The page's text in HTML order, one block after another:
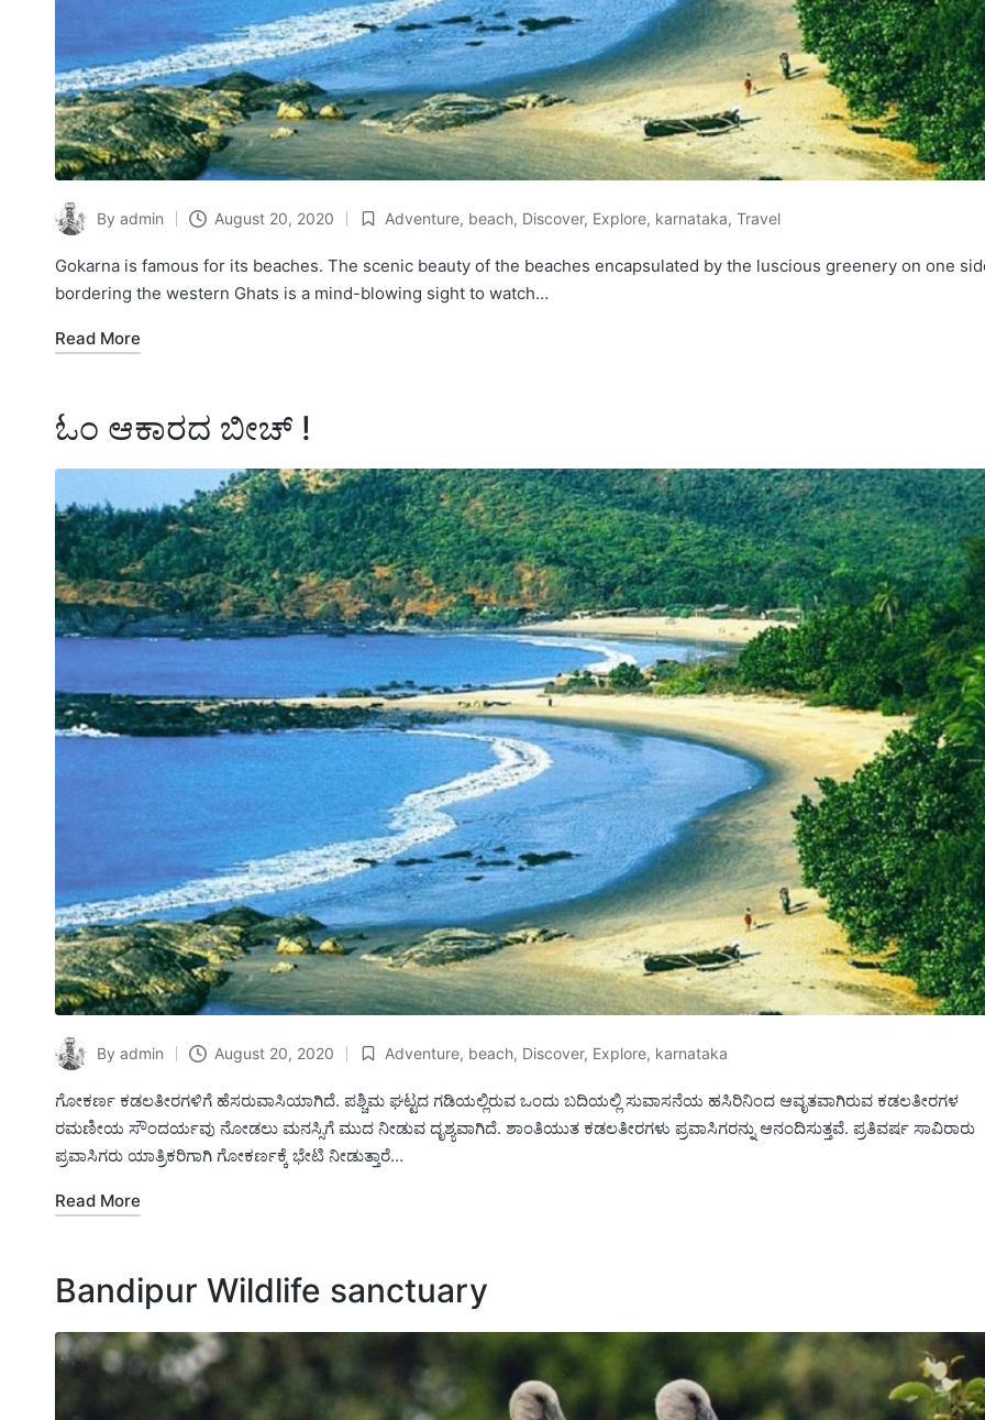
Posted
by
By admin August 20, 2020
Posted
Adventure, beach, Discover, Explore, karnataka, Travel
Gokarna is famous for its beaches. The scenic beauty of the beaches encapsulated by the luscious greenery on one
bordering the western Ghats is a mind-blowing sight to watch…
Read More
ಓಂ ಆಕಾರದ ಬೀಚ್ !
Posted
by
By admin August 20, 2020
Posted
in
Adventure, beach, Discover, Explore, karnataka
ಗೋಕರ್ಣ ಕಡಲತೀರಗಳಿಗೆ ಹೆಸರುವಾಸಿಯಾಗಿದೆ. ಪಶ್ಚಿಮ ಘಟ್ಟದ ​​ಗಡಿಯಲ್ಲಿರುವ ಒಂದು ಬದಿಯಲ್ಲಿ ಸುವಾಸನೆಯ ಹಸಿರಿನಿಂದ ಆವೃತವಾಗಿರುವ ಕಡಲತೀರಗಳ
ರಮಣೀಯ ಸೌಂದರ್ಯವು ನೋಡಲು ಮನಸ್ಸಿಗೆ ಮುದ ನೀಡುವ ದೃಶ್ಯವಾಗಿದೆ. ಶಾಂತಿಯುತ ಕಡಲತೀರಗಳು ಪ್ರವಾಸಿಗರನ್ನು ಆನಂದಿಸುತ್ತವೆ. ಪ್ರತಿವರ್ಷ ಸಾವಿರಾರು
ಪ್ರವಾಸಿಗರು ಯಾತ್ರಿಕರಿಗಾಗಿ ಗೋಕರ್ಣಕ್ಕೆ ಭೇಟಿ ನೀಡುತ್ತಾರೆ…
Read More
Bandipur Wildlife sanctuary